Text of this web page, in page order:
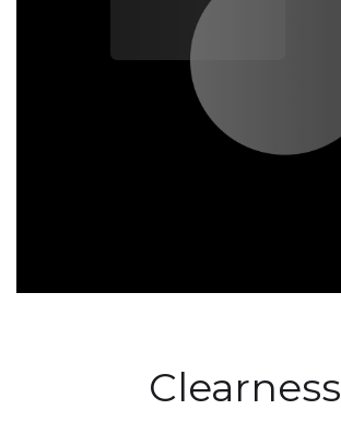
Clearness